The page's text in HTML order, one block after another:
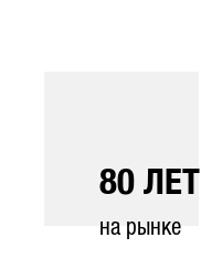
80 ЛЕТ
на рынке